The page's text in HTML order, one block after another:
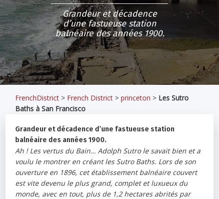
Grandeur et décadence
d’une fastueuse station
balnéaire des années 1900.
FrenchDistrict > French District >princeton > Les Sutro
Baths à San Francisco
Grandeur et décadence d’une fastueuse station
balnéaire des années 1900.
Ah ! Les vertus du Bain… Adolph Sutro le savait bien et a
voulu le montrer en créant les Sutro Baths. Lors de son
ouverture en 1896, cet établissement balnéaire couvert
est vite devenu le plus grand, complet et luxueux du
monde, avec en tout, plus de 1,2 hectares abrités par